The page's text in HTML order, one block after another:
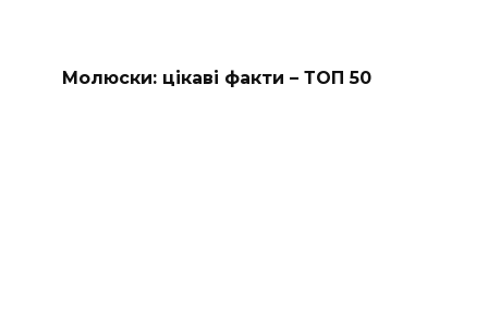
Молюски: цікаві факти – ТОП 50